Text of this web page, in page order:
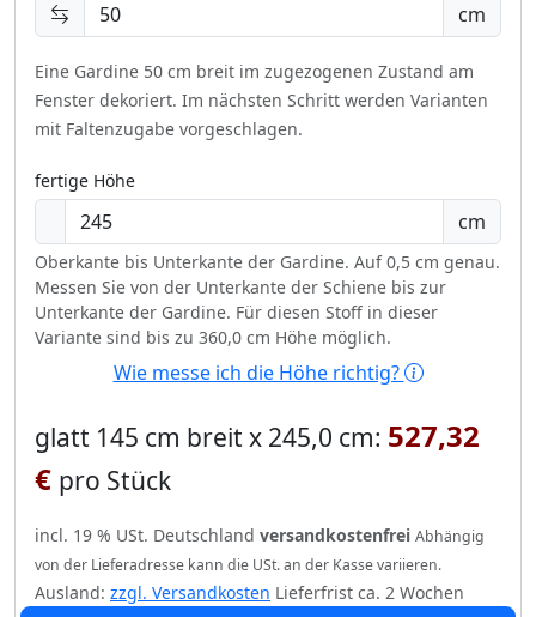
cm
Eine Gardine 50 cm breit im zugezogenen Zustand am
Fenster dekoriert. Im nächsten Schritt werden Varianten
mit Faltenzugabe vorgeschlagen.
fertige Höhe
cm
Oberkante bis Unterkante der Gardine. Auf 0,5 cm genau.
Messen Sie von der Unterkante der Schiene bis zur
Unterkante der Gardine. Für diesen Stoff in dieser
Variante sind bis zu 360,0 cm Höhe möglich.
Wie messe ich die Höhe richtig?
glatt 145 cm breit x 245,0 cm: 527,32
€ pro Stück
incl. 19 % USt. Deutschland versandkostenfrei Abhängig
von der Lieferadresse kann die USt. an der Kasse variieren.
Ausland: zzgl. Versandkosten Lieferfrist ca. 2 Wochen